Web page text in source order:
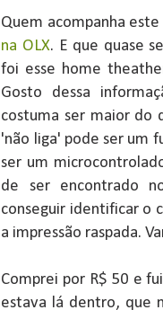
Quem acompanha
na OLX. E que quase
foi esse home
Gosto dessa
costuma ser maior do
'não liga' pode ser um
ser um
de ser encontrado
conseguir identificar o
a impressão raspada.
Comprei por R$ 50 e
estava lá dentro, que